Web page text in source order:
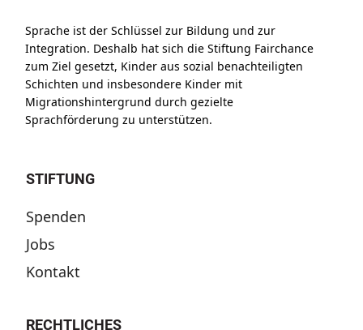
Sprache ist der Schlüssel zur Bildung und zur
Integration. Deshalb hat sich die Stiftung Fairchance
zum Ziel gesetzt, Kinder aus sozial benachteiligten
Schichten und insbesondere Kinder mit
Migrationshintergrund durch gezielte
Sprachförderung zu unterstützen.
STIFTUNG
Spenden
Jobs
Kontakt
RECHTLICHES